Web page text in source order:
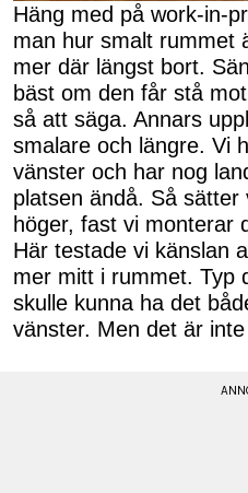
Häng med på work-in-
man hur smalt rummet
mer där längst bort.
bäst om den får stå
så att säga. Annars
smalare och längre. Vi
vänster och har nog
platsen ändå. Så sätter
höger, fast vi monterar
Här testade vi känslan
mer mitt i rummet. Typ
skulle kunna ha det
vänster. Men det är